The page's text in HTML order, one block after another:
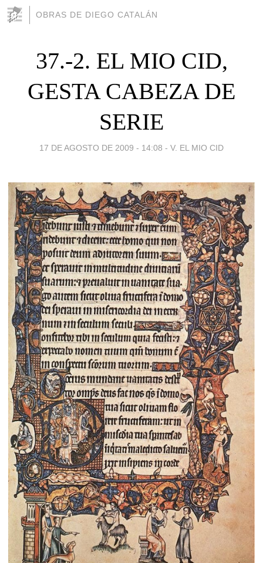
OBRAS DE DIEGO CATALÁN
37.-2. EL MIO CID,
GESTA CABEZA DE
SERIE
17 DE AGOSTO DE 2009 - 14:08 - V. EL MIO CID